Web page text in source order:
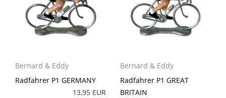
Bernard & Eddy
Radfahrer P1 GERMANY
13,95 EUR
Bernard & Eddy
Radfahrer P1 GREAT
BRITAIN